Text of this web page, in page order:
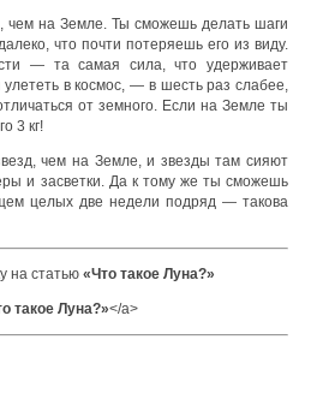
чем на Земле. Ты сможешь делать шаги
что почти потеряешь его из виду.
— та самая сила, что удерживает
в космос, — в шесть раз слабее,
от земного. Если на Земле ты
3 кг!
чем на Земле, и звезды там сияют
и засветки. Да к то­му же ты сможешь
целых две недели подряд — такова
на статью«Что такое Луна?»
такое Луна?»</a>